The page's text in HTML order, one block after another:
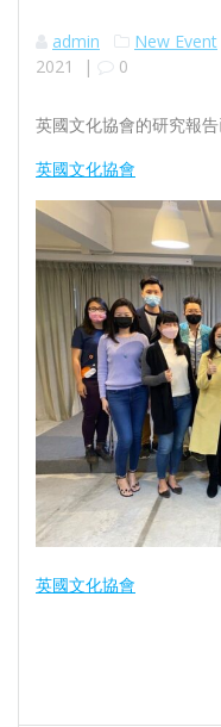
admin New Event
2021
| 0
英國文化協會的研究報
英國文化協會
英國文化協會